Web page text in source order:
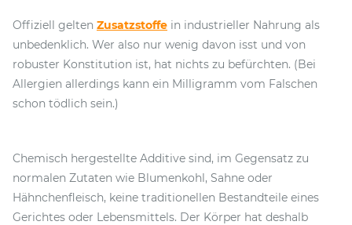
Offiziell gelten Zusatzstoffe in industrieller Nahrung als
unbedenklich. Wer also nur wenig davon isst und von
robuster Konstitution ist, hat nichts zu befürchten. (Bei
Allergien allerdings kann ein Milligramm vom Falschen
schon tödlich sein.)
Chemisch hergestellte Additive sind, im Gegensatz zu
normalen Zutaten wie Blumenkohl, Sahne oder
Hähnchenfleisch, keine traditionellen Bestandteile eines
Gerichtes oder Lebensmittels. Der Körper hat deshalb